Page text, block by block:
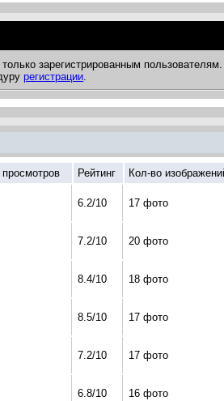
зарегистрированным пользователям.
регистрации.
просмотров Рейтинг Кол-во
6.2/10 17 фото
7.2/10 20 фото
8.4/10 18 фото
8.5/10 17 фото
7.2/10 17 фото
6.8/10 16 фото